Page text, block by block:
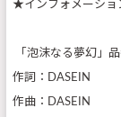
★インフォメーシ
「泡沫なる夢幻」
作詞：DASEIN
作曲：DASEIN